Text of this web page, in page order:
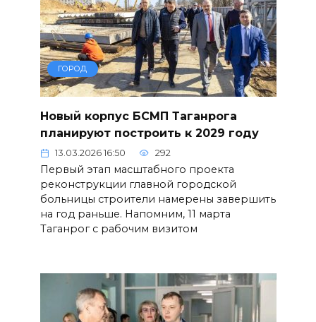
ГОРОД
Новый корпус БСМП Таганрога
планируют построить к 2029 году
13.03.2026 16:50 292
Первый этап масштабного проекта
реконструкции главной городской
больницы строители намерены завершить
на год раньше. Напомним, 11 марта
Таганрог с рабочим визитом